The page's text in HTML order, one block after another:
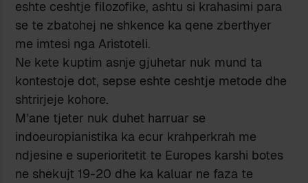
eshte ceshtje filozofike, ashtu si krahasimi para
se te zbatohej ne shkence ka qene zberthyer
me imtesi nga Aristoteli.
Ne kete kuptim asnje gjuhetar nuk mund ta
kontestoje dot, sepse eshte ceshtje metode dhe
shtrirjeje kohore.
M’ane tjeter nuk duhet harruar se
indoeuropianistika ka ecur krahperkrah me
ndjesine e superioritetit te Europes karshi botes
ne shekujt 19-20 dhe ka kaluar ne faza te